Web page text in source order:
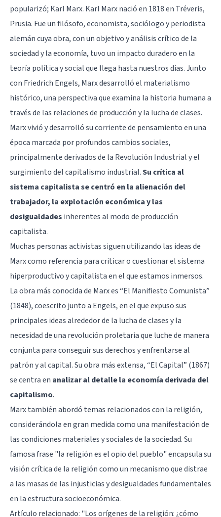
popularizó; Karl Marx. Karl Marx nació en 1818 en Tréveris,
Prusia. Fue un filósofo, economista, sociólogo y periodista
alemán cuya obra, con un objetivo y análisis crítico de la
sociedad y la economía, tuvo un impacto duradero en la
teoría política y social que llega hasta nuestros días. Junto
con Friedrich Engels, Marx desarrolló el materialismo
histórico, una perspectiva que examina la historia humana a
través de las relaciones de producción y la lucha de clases.
Marx vivió y desarrolló su corriente de pensamiento en una
época marcada por profundos cambios sociales,
principalmente derivados de la Revolución Industrial y el
surgimiento del capitalismo industrial.Su crítica al
sistema capitalista se centró en la alienación del
trabajador, la explotación económica y las
desigualdades inherentes al modo de producción
capitalista.
Muchas personas activistas siguen utilizando las ideas de
Marx como referencia para criticar o cuestionar el sistema
hiperproductivo y capitalista en el que estamos inmersos.
La obra más conocida de Marx es “El Manifiesto Comunista”
(1848), coescrito junto a Engels, en el que expuso sus
principales ideas alrededor de la lucha de clases y la
necesidad de una revolución proletaria que luche de manera
conjunta para conseguir sus derechos y enfrentarse al
patrón y al capital. Su obra más extensa, “El Capital” (1867)
se centra en analizar al detalle la economía derivada del
capitalismo.
Marx también abordó temas relacionados con la religión,
considerándola en gran medida como una manifestación de
las condiciones materiales y sociales de la sociedad. Su
famosa frase "la religión es el opio del pueblo" encapsula su
visión crítica de la religión como un mecanismo que distrae
a las masas de las injusticias y desigualdades fundamentales
en la estructura socioeconómica.
Artículo relacionado: "Los orígenes de la religión: ¿cómo